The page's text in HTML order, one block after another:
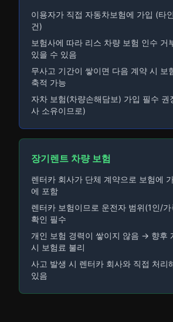
이용자가 직접 자동차보험에 가입 (타
건)
보험사에 따라 리스 차량 보험 인수 거
있을 수 있음
무사고 기간이 쌓이면 다음 계약 시 보
축적 가능
자차 보험(차량손해담보) 가입 필수 권
사 소유이므로)
장기렌트 차량 보험
렌터카 회사가 단체 계약으로 보험에
에 포함
렌터카 보험이므로 운전자 범위(1인/
확인 필수
개인 보험 경력이 쌓이지 않음 → 향후
시 보험료 불리
사고 발생 시 렌터카 회사와 직접 처리
있음